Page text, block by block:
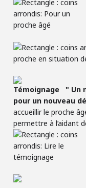
Témoignage
" Un
pour un nouveau
accueillir le proche
permettre à l’aidant